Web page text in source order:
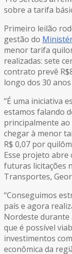
sobre a tarifa
Primeiro leilão
gestão do
menor tarifa
realizadas: sete
contrato prevê
longo dos 30
“É uma iniciativa
estamos falando
principalmente
chegar à menor
R$ 0,07 por
Esse projeto
futuras licitações
Transportes,
“Conseguimos
país e agora
Nordeste durante
que é possível
investimentos
econômica da